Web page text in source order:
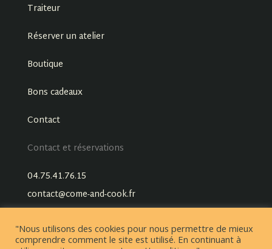
Traiteur
Réserver un atelier
Boutique
Bons cadeaux
Contact
Contact et réservations
04.75.41.76.15
contact@come-and-cook.fr
"Nous utilisons des cookies pour nous permettre de mieux
comprendre comment le site est utilisé. En continuant à